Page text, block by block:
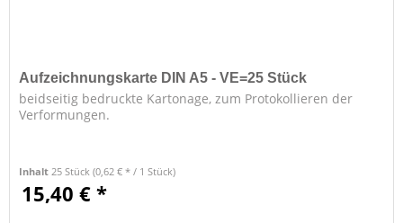
Aufzeichnungskarte DIN A5 - VE=25 Stück
beidseitig bedruckte Kartonage, zum Protokollieren der
Verformungen.
Inhalt 25 Stück(0,62 € * / 1 Stück)
15,40 € *